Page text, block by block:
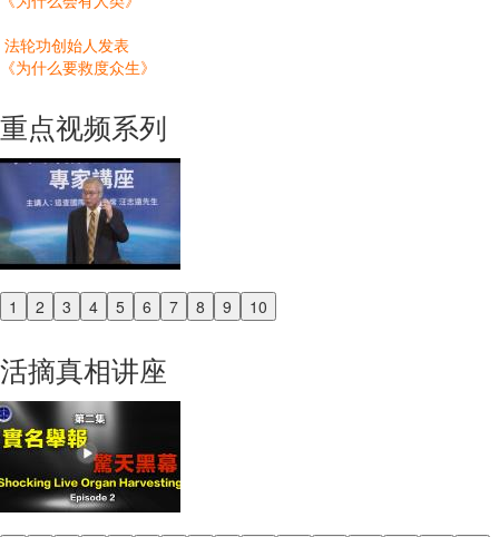
法轮功创始人发表
《为什么要救度众生》
重点视频系列
1 2 3 4 5 6 7 8 9 10
Previous
活摘真相讲座